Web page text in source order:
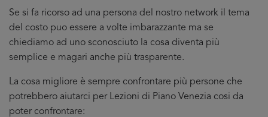
Se si fa ricorso ad una persona del nostro network il tema
del costo puo essere a volte imbarazzante ma se
chiediamo ad uno sconosciuto la cosa diventa più
semplice e magari anche più trasparente.
La cosa migliore è sempre confrontare più persone che
potrebbero aiutarci per Lezioni di Piano Venezia cosi da
poter confrontare: